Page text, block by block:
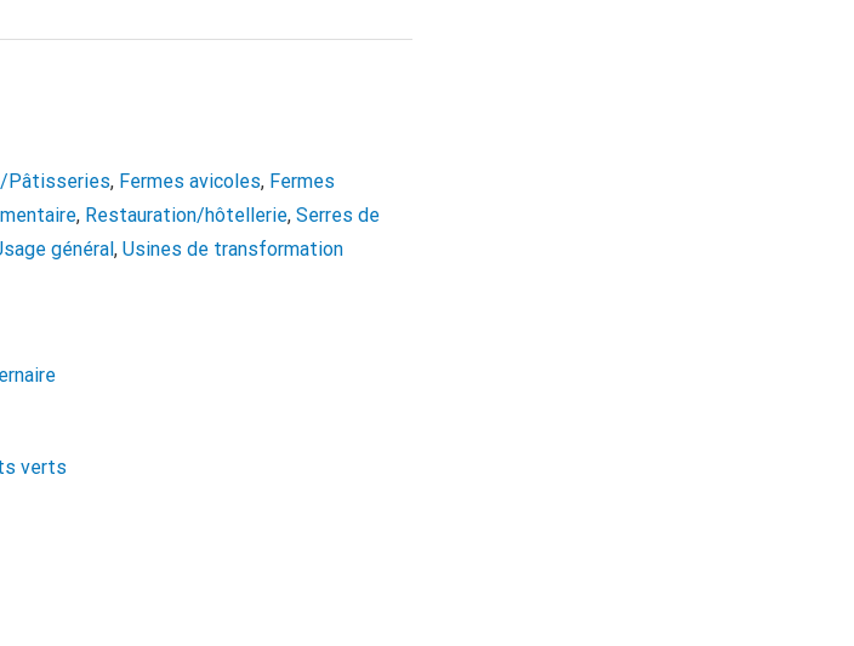
Pâtisseries, Fermes avicoles, Fermes
, Restauration/hôtellerie, Serres de
général, Usines de transformation
verts